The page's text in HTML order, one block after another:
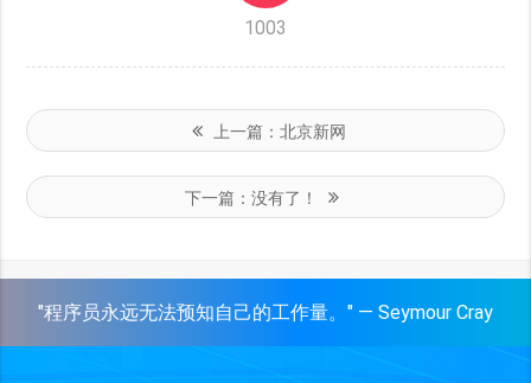
1003
上一篇： 北京新网
下一篇：没有了！
"程序员永远无法预知自己的工作量。" — Seymour Cray